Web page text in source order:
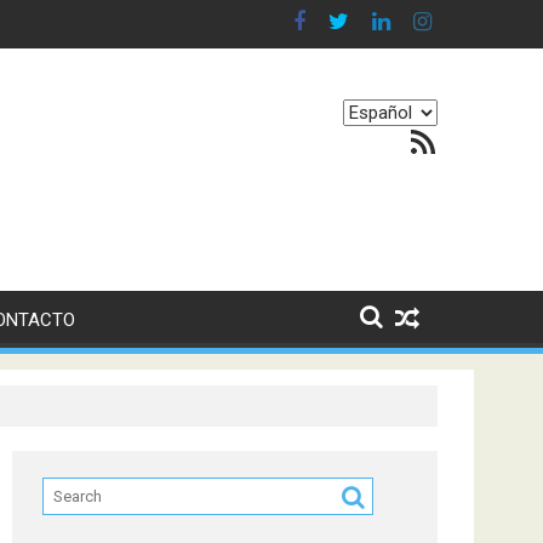
en nuestro equilibrio emocional
Elegir
Feed RSS